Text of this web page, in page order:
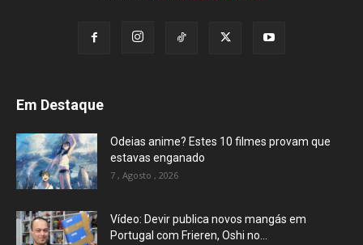
Em Destaque
Odeias anime? Estes 10 filmes provam que
estavas enganado
7 , Agosto , 2026
Vídeo: Devir publica novos mangás em
Portugal com Frieren, Oshi no...